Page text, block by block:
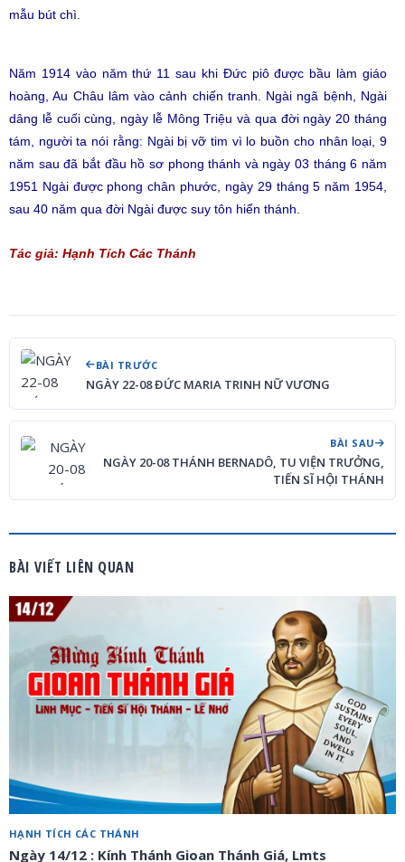
mẫu bút chì.
Năm 1914 vào năm thứ 11 sau khi Đức piô được bầu làm giáo
hoàng, Au Châu lâm vào cảnh chiến tranh. Ngài ngã bệnh, Ngài
dâng lễ cuối cùng, ngày lễ Mông Triệu và qua đời ngày 20 tháng
tám, người ta nói rằng: Ngài bị vỡ tim vì lo buồn cho nhân loại, 9
năm sau đã bắt đầu hồ sơ phong thánh và ngày 03 tháng 6 năm
1951 Ngài được phong chân phước, ngày 29 tháng 5 năm 1954,
sau 40 năm qua đời Ngài được suy tôn hiển thánh.
Tác giả: Hạnh Tích Các Thánh
BÀI TRƯỚC
NGÀY 22-08 ĐỨC MARIA TRINH NỮ VƯƠNG
BÀI SAU
NGÀY 20-08 THÁNH BERNADÔ, TU VIỆN TRƯỞNG,
TIẾN SĨ HỘI THÁNH
BÀI VIẾT LIÊN QUAN
HẠNH TÍCH CÁC THÁNH
Ngày 14/12 : Kính Thánh Gioan Thánh Giá, Lmts